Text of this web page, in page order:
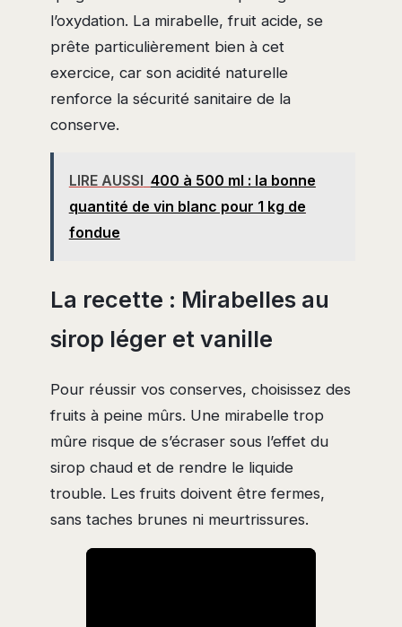
l’oxydation. La mirabelle, fruit acide, se
prête particulièrement bien à cet
exercice, car son acidité naturelle
renforce la sécurité sanitaire de la
conserve.
LIRE AUSSI 400 à 500 ml : la bonne
quantité de vin blanc pour 1 kg de
fondue
La recette : Mirabelles au
sirop léger et vanille
Pour réussir vos conserves, choisissez des
fruits à peine mûrs. Une mirabelle trop
mûre risque de s’écraser sous l’effet du
sirop chaud et de rendre le liquide
trouble. Les fruits doivent être fermes,
sans taches brunes ni meurtrissures.